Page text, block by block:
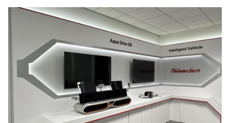
イベント・セミナー
インタビュー
就活成功ガイド
ナレッジ
リファレンス
プラン
個人向けプラン
評価結果一覧
Tech Team Journal
note
paizaとは？